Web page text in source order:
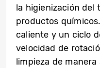
la higienización del
productos
caliente y un ciclo
velocidad de
limpieza de manera